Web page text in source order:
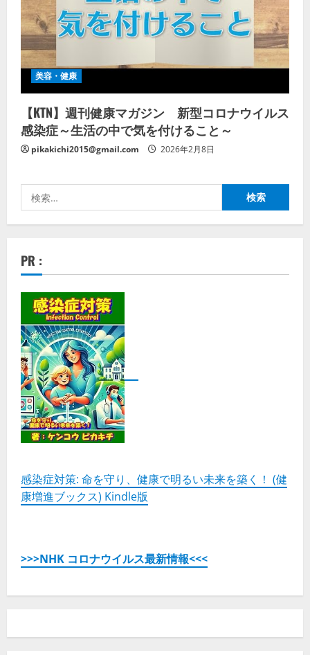
美容・健康
【KTN】週刊健康マガジン 新型コロナウイルス
感染症～生活の中で気を付けること～
pikakichi2015@gmail.com 2026年2月8日
索:
PR :
感染症対策: 命を守り、健康で明るい未来を築く！ (健
康増進ブックス) Kindle版
>>>NHK コロナウイルス最新情報<<<